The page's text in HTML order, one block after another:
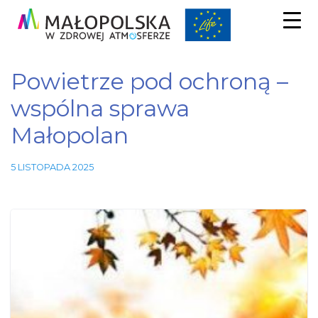
Powietrze pod ochroną –
wspólna sprawa
Małopolan
5 LISTOPADA 2025
Niezbędne
Te pliki
cookie nie